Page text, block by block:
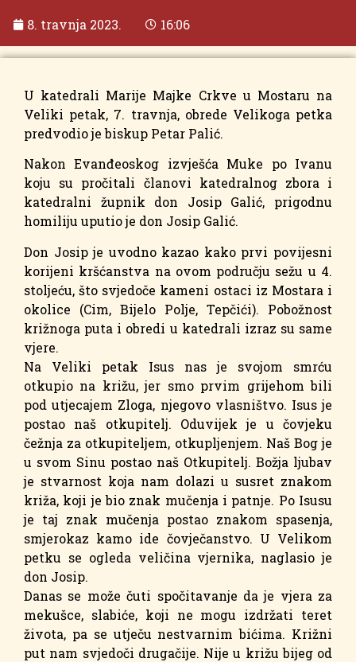
8. travnja 2023. 16:06
U katedrali Marije Majke Crkve u Mostaru na
Veliki petak, 7. travnja, obrede Velikoga petka
predvodio je biskup Petar Palić.
Nakon Evanđeoskog izvješća Muke po Ivanu
koju su pročitali članovi katedralnog zbora i
katedralni župnik don Josip Galić, prigodnu
homiliju uputio je don Josip Galić.
Don Josip je uvodno kazao kako prvi povijesni
korijeni kršćanstva na ovom području sežu u 4.
stoljeću, što svjedoče kameni ostaci iz Mostara i
okolice (Cim, Bijelo Polje, Tepčići). Pobožnost
križnoga puta i obredi u katedrali izraz su same
vjere.
Na Veliki petak Isus nas je svojom smrću
otkupio na križu, jer smo prvim grijehom bili
pod utjecajem Zloga, njegovo vlasništvo. Isus je
postao naš otkupitelj. Oduvijek je u čovjeku
čežnja za otkupiteljem, otkupljenjem. Naš Bog je
u svom Sinu postao naš Otkupitelj. Božja ljubav
je stvarnost koja nam dolazi u susret znakom
križa, koji je bio znak mučenja i patnje. Po Isusu
je taj znak mučenja postao znakom spasenja,
smjerokaz kamo ide čovječanstvo. U Velikom
petku se ogleda veličina vjernika, naglasio je
don Josip.
Danas se može čuti spočitavanje da je vjera za
mekušce, slabiće, koji ne mogu izdržati teret
života, pa se utječu nestvarnim bićima. Križni
put nam svjedoči drugačije. Nije u križu bijeg od